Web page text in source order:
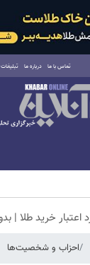
تماس با ما درباره ما تبلیغات
احزاب و شخصیت‌ها